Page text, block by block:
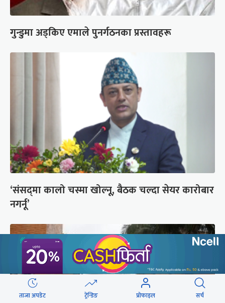
गुन्डुमा अड्किए एमाले पुनर्गठनका प्रस्तावहरू
‘संसद्‍मा कालो चस्मा खोल्नू, बैठक चल्दा सेयर कारोबार
नगर्नू’
ताजा अपडेट ट्रेन्डिङ प्रोफाइल सर्च